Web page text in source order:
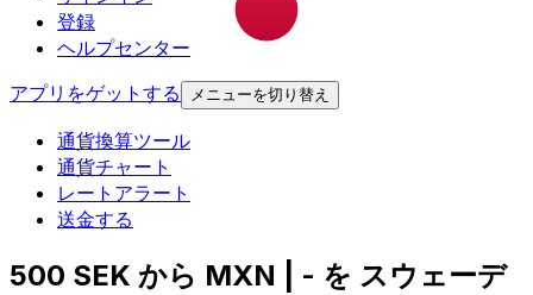
登録
ヘルプセンター
アプリをゲットする
メニューを切り替え
通貨換算ツール
通貨チャート
レートアラート
送金する
500 SEK から MXN | - を スウェーデ